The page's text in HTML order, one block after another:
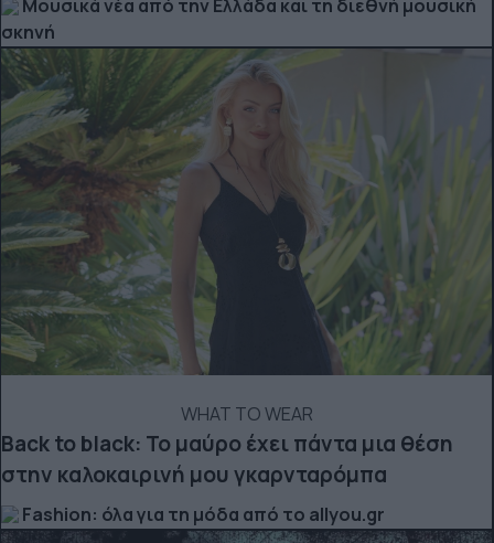
Μουσικά νέα από την Ελλάδα και τη διεθνή μουσική
σκηνή
WHAT TO WEAR
Back to black: Το μαύρο έχει πάντα μια θέση
στην καλοκαιρινή μου γκαρνταρόμπα
Fashion: όλα για τη μόδα από το allyou.gr